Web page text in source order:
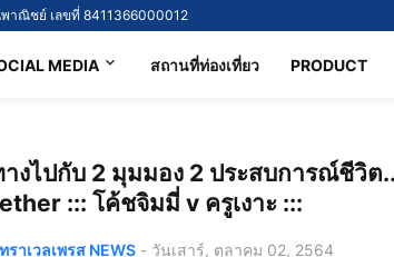
พาณิชย์ เลขที่ 8411366000012
MEDIA สถานที่ท่องเที่ยว PRODUCT
างไปกับ 2 มุมมอง 2 ประสบการณ์ชีวิ
::: โค้ชจิมมี่ v ครูเงาะ :::
ราเวลเพรส NEWS - วันเสาร์, ตุลาคม 02, 2564